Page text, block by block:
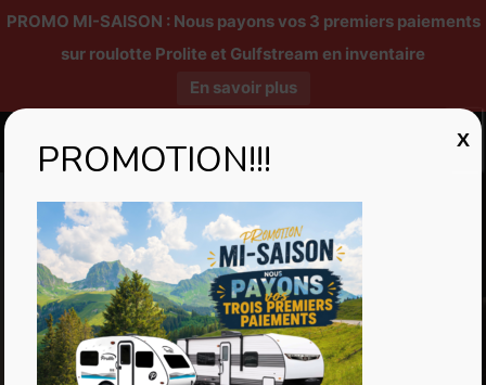
PROMO MI-SAISON : Nous payons vos 3 premiers paiements
sur roulotte Prolite et Gulfstream en inventaire
En savoir plus
PROMOTION!!! X